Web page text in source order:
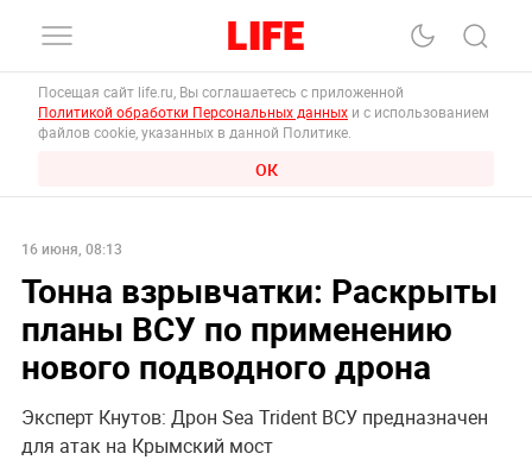
Посещая сайт life.ru, Вы соглашаетесь с приложенной
Политикой обработки Персональных данных и с использованием
файлов cookie, указанных в данной Политике.
ОК
16 июня, 08:13
Тонна взрывчатки: Раскрыты
планы ВСУ по применению
нового подводного дрона
Эксперт Кнутов: Дрон Sea Trident ВСУ предназначен
для атак на Крымский мост